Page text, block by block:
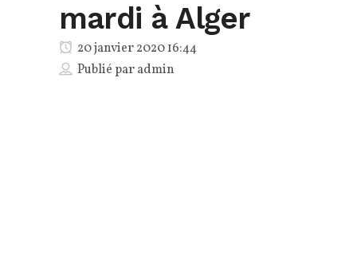
mardi à Alger
20 janvier 2020 16:44
Publié paradmin